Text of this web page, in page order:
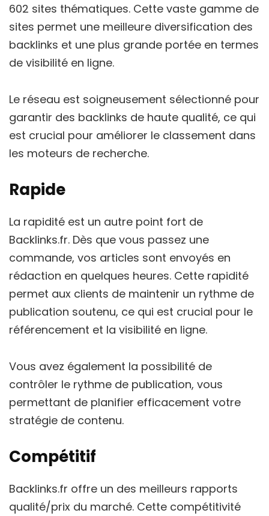
602 sites thématiques. Cette vaste gamme de
sites permet une meilleure diversification des
backlinks et une plus grande portée en termes
de visibilité en ligne.
Le réseau est soigneusement sélectionné pour
garantir des backlinks de haute qualité, ce qui
est crucial pour améliorer le classement dans
les moteurs de recherche.
Rapide
La rapidité est un autre point fort de
Backlinks.fr. Dès que vous passez une
commande, vos articles sont envoyés en
rédaction en quelques heures. Cette rapidité
permet aux clients de maintenir un rythme de
publication soutenu, ce qui est crucial pour le
référencement et la visibilité en ligne.
Vous avez également la possibilité de
contrôler le rythme de publication, vous
permettant de planifier efficacement votre
stratégie de contenu.
Compétitif
Backlinks.fr offre un des meilleurs rapports
qualité/prix du marché. Cette compétitivité